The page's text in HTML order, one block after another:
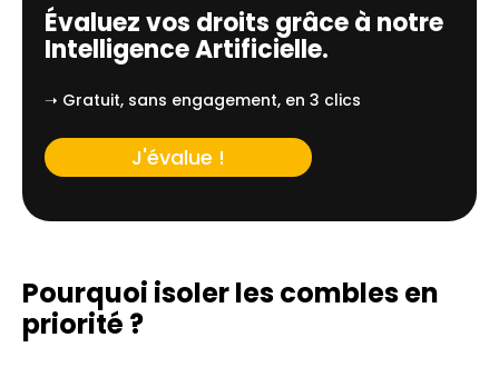
Évaluez vos droits grâce à notre
Intelligence Artificielle.
➝ Gratuit, sans engagement, en 3 clics
J'évalue !
Pourquoi isoler les combles en
priorité ?